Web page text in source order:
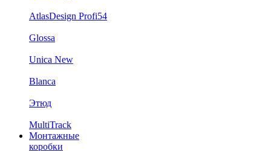
AtlasDesign Profi54
Glossa
Unica New
Blanca
Этюд
MultiTrack
Монтажные
коробки